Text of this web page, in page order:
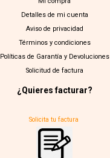
Detalles de mi cuenta
Aviso de privacidad
Términos y condiciones
Políticas de Garantía y Devoluciones
Solicitud de factura
¿Quieres facturar?
Solicita tu factura